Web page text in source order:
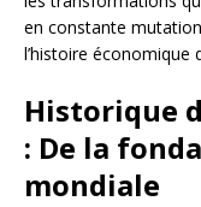
en constante
l’histoire économique
Historique
: De la
mondiale